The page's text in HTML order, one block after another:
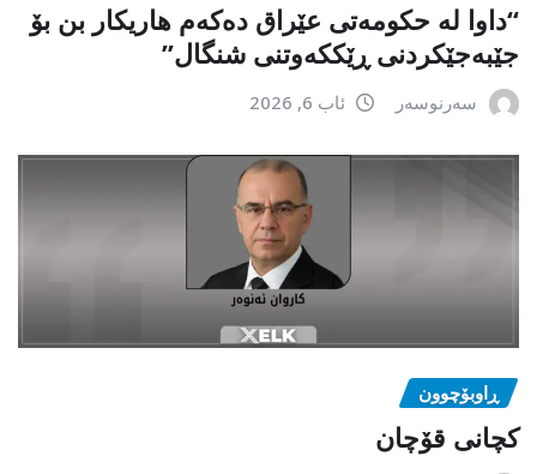
“داوا لە حكومەتی عێراق دەكەم هاریكار بن بۆ
جێبەجێكردنی ڕێككەوتنی شنگال”
سەرنوسەر ئاب 6, 2026
ڕاوبۆچوون
کچانی قۆچان